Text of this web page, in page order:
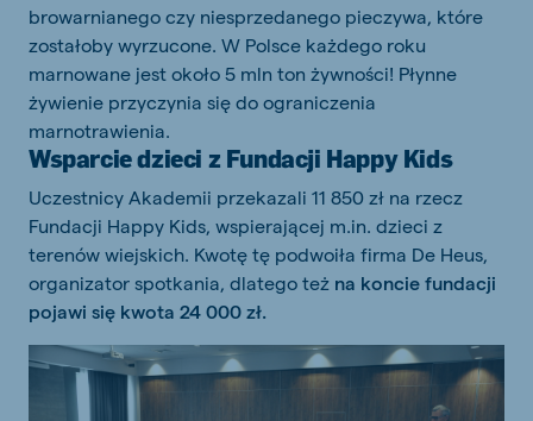
browarnianego czy niesprzedanego pieczywa, które
zostałoby wyrzucone. W Polsce każdego roku
marnowane jest około 5 mln ton żywności! Płynne
żywienie przyczynia się do ograniczenia
marnotrawienia.
Wsparcie dzieci z Fundacji Happy Kids
Uczestnicy Akademii przekazali 11 850 zł na rzecz
Fundacji Happy Kids, wspierającej m.in. dzieci z
terenów wiejskich. Kwotę tę podwoiła firma De Heus,
organizator spotkania, dlatego też na koncie fundacji
pojawi się kwota 24 000 zł.